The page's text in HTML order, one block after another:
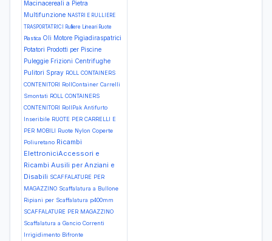
Macinacereali a Pietra
Multifunzione NASTRI E RULLIERE
TRASPORTATRICI Rulliere Lineari Ruote
Plastica Oli Motore Pigiadiraspatrici
Potatori Prodotti per Piscine
Puleggie Frizioni Centrifughe
Pulitori Spray ROLL CONTAINERS
CONTENITORI RollContainer Carrelli
Smontati ROLL CONTAINERS
CONTENITORI RollPak Antifurto
Inseribile RUOTE PER CARRELLI E
PER MOBILI Ruote Nylon Coperte
Poliuretano Ricambi
ElettroniciAccessori e
Ricambi Ausili per Anziani e
Disabili SCAFFALATURE PER
MAGAZZINO Scaffalatura a Bullone
Ripiani per Scaffalatura p400mm
SCAFFALATURE PER MAGAZZINO
Scaffalatura a Gancio Correnti
Irrigidimento Bifronte